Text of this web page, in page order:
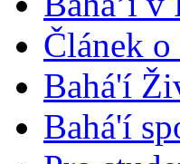
Článek
Bahá'í
Bahá'í